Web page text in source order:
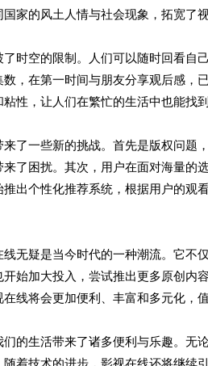
家的风土人情与社会现象，拓宽了
时空的限制。人们可以随时回看自
，在第一时间与朋友分享观后感，
性，让人们在繁忙的生活中也能找
了一些新的挑战。首先是版权问题
来了困扰。其次，用户在面对海量
出个性化推荐系统，根据用户的
无疑是当今时代的一种潮流。它不
始加大投入，尝试推出更多原创
线将会更加便利、丰富和多元化，
的生活带来了诸多便利与乐趣。
着技术的进步，影视在线还将继续